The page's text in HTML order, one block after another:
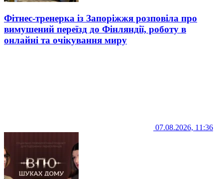
Фітнес-тренерка із Запоріжжя розповіла про
вимушений переїзд до Фінляндії, роботу в
онлайні та очікування миру
07.08.2026, 11:36